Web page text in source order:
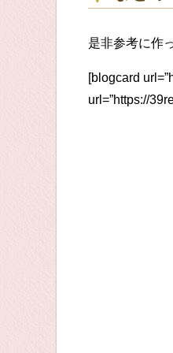
是非参考に作
[blogcard
url=”https://